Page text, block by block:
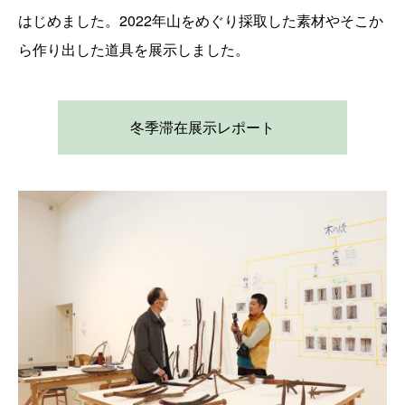
はじめました。2022年山をめぐり採取した素材やそこか
ら作り出した道具を展示しました。
冬季滞在展示レポート